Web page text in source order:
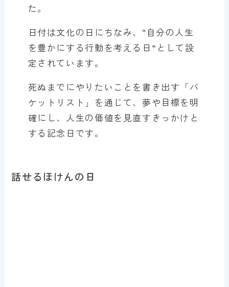
た。
日付は文化の日にちなみ、“自分の人生
を豊かにする行動を考える日”として設
定されています。
死ぬまでにやりたいことを書き出す「バ
ケットリスト」を通じて、夢や目標を明
確にし、人生の価値を見直すきっかけと
する記念日です。
話せるほけんの日